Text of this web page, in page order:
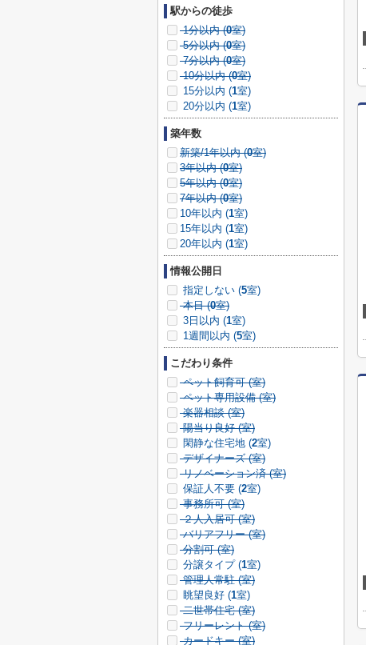
駅からの徒歩
1分以内 (0室)
5分以内 (0室)
7分以内 (0室)
10分以内 (0室)
15分以内 (1室)
20分以内 (1室)
築年数
新築/1年以内 (0室)
3年以内 (0室)
5年以内 (0室)
7年以内 (0室)
10年以内 (1室)
15年以内 (1室)
20年以内 (1室)
情報公開日
指定しない (5室)
本日 (0室)
3日以内 (1室)
1週間以内 (5室)
こだわり条件
ペット飼育可 (室)
ペット専用設備 (室)
楽器相談 (室)
陽当り良好 (室)
閑静な住宅地 (2室)
デザイナーズ (室)
リノベーション済 (室)
保証人不要 (2室)
事務所可 (室)
２人入居可 (室)
バリアフリー (室)
分割可 (室)
分譲タイプ (1室)
管理人常駐 (室)
眺望良好 (1室)
二世帯住宅 (室)
フリーレント (室)
カードキー (室)